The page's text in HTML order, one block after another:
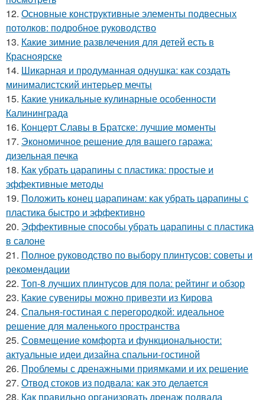
12. Основные конструктивные элементы подвесных
потолков: подробное руководство
13. Какие зимние развлечения для детей есть в
Красноярске
14. Шикарная и продуманная однушка: как создать
минималистский интерьер мечты
15. Какие уникальные кулинарные особенности
Калининграда
16. Концерт Славы в Братске: лучшие моменты
17. Экономичное решение для вашего гаража:
дизельная печка
18. Как убрать царапины с пластика: простые и
эффективные методы
19. Положить конец царапинам: как убрать царапины с
пластика быстро и эффективно
20. Эффективные способы убрать царапины с пластика
в салоне
21. Полное руководство по выбору плинтусов: советы и
рекомендации
22. Топ-8 лучших плинтусов для пола: рейтинг и обзор
23. Какие сувениры можно привезти из Кирова
24. Спальня-гостиная с перегородкой: идеальное
решение для маленького пространства
25. Совмещение комфорта и функциональности:
актуальные идеи дизайна спальни-гостиной
26. Проблемы с дренажными приямками и их решение
27. Отвод стоков из подвала: как это делается
28. Как правильно организовать дренаж подвала